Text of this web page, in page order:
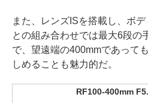
また、レンズISを搭載し、ボ
との組み合わせでは最大6段の
で、望遠端の400mmであって
しめることも魅力的だ。
RF100-400mm